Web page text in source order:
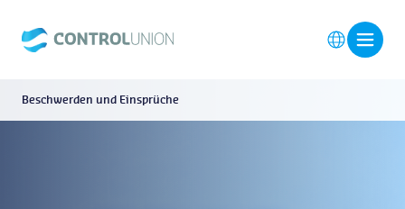
Beschwerden und Einsprüche